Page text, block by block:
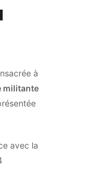
à
militante
avec la